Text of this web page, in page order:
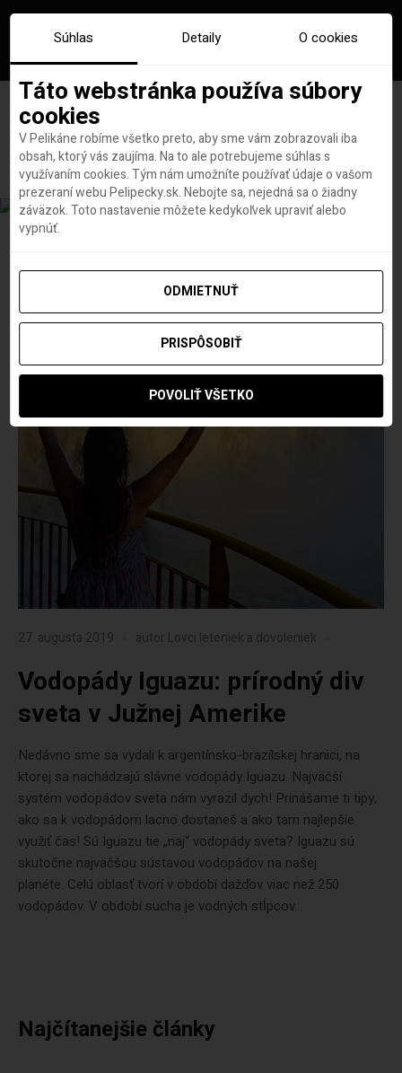
Značka:vodopady iguazu
27. augusta 2019 autor Lovci leteniek a dovoleniek
Vodopády Iguazu: prírodný div
sveta v Južnej Amerike
Nedávno sme sa vydali k argentínsko-brazílskej hranici, na
ktorej sa nachádzajú slávne vodopády Iguazu. Najväčší
systém vodopádov sveta nám vyrazil dych! Prinášame ti tipy,
ako sa k vodopádom lacno dostaneš a ako tam najlepšie
využiť čas! Sú Iguazu tie „naj“ vodopády sveta? Iguazu sú
skutočne najväčšou sústavou vodopádov na našej
planéte. Celú oblasť tvorí v období dažďov viac než 250
vodopádov. V období sucha je vodných stĺpcov...
Najčítanejšie články
Súhlas Detaily O cookies
Táto webstránka používa súbory
cookies
V Pelikáne robíme všetko preto, aby sme vám zobrazovali iba
obsah, ktorý vás zaujíma. Na to ale potrebujeme súhlas s
využívaním cookies. Tým nám umožníte používať údaje o vašom
prezeraní webu Pelipecky.sk. Nebojte sa, nejedná sa o žiadny
záväzok. Toto nastavenie môžete kedykoľvek upraviť alebo
vypnúť.
ODMIETNUŤ
PRISPÔSOBIŤ
POVOLIŤ VŠETKO